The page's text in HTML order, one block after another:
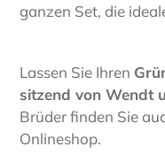
ganzen Set, die
Lassen Sie Ihren
sitzend von Wendt
Brüder finden Sie
Onlineshop.